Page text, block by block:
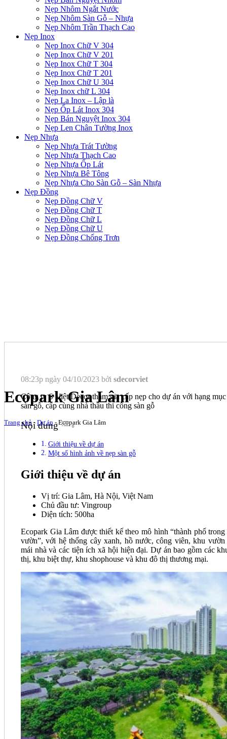
Nẹp Nhôm Ngắt Nước
Nẹp Nhôm Sàn Gỗ – Nhựa
Nẹp Nhôm Trần Thạch Cao
Nẹp Inox
Nẹp Inox Chữ V 304
Nẹp Inox Chữ V 201
Nẹp Inox Chữ T 304
Nẹp Inox Chữ T 201
Nẹp Inox Chữ U 304
Nẹp Inox chữ L 304
Nẹp La Inox – Lập là
Nẹp Ốp Lát Inox 304
Nẹp Bán Nguyệt Inox 304
Nẹp Len Chân Tường Inox
Nẹp Nhựa
Nẹp Nhựa Trát Tường
Nẹp Nhựa Thạch Cao
Nẹp Nhựa Ốp Lát
Nẹp Nhựa Bê Tông
Nẹp Nhựa Cho Sàn Gỗ – Sàn Nhựa
Nẹp Đồng
Nẹp Đồng Chữ V
Nẹp Đồng Chữ T
Nẹp Đồng Chữ L
Nẹp Đồng Chữ U
Nẹp Đồng Chống Trơn
Ecopark Gia Lâm
Trang chủ - Dự án -Ecopark Gia Lâm
08:23p ngày 04/10/2023 bởi sdecorviet
Công ty S Việt Decor tham gia cấp nẹp cho dự án với hạng
sàn gỗ, cấp cùng nhà thầu thi công sàn gỗ
Nội dung
Giới thiệu về dự án
Một số hình ảnh về nẹp sàn gỗ
Giới thiệu về dự án
Vị trí: Gia Lâm, Hà Nội, Việt Nam
Chủ đầu tư: Vingroup
Diện tích: 500ha
Ecopark Gia Lâm được thiết kế theo mô hình “thành phố
vườn”, với hệ thống cây xanh, hồ nước, công viên, khu vườn
mái nhà và các tiện ích xã hội hiện đại. Dự án bao gồm các
thị, khu biệt thự, khu shophouse và khu đô thị thương mại.